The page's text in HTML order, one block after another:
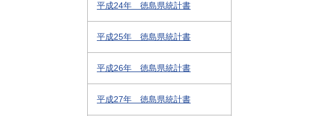
平成24年 徳島県統計書
平成25年 徳島県統計書
平成26年 徳島県統計書
平成27年 徳島県統計書